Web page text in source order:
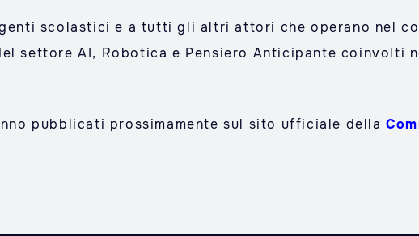
scolastici e a tutti gli altri attori che operano nel
settore AI, Robotica e Pensiero Anticipante coinvolti
pubblicati prossimamente sul sito ufficiale della